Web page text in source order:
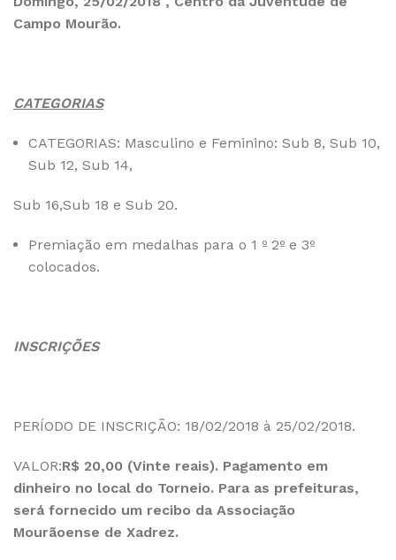
Campo Mourão.
CATEGORIAS
CATEGORIAS: Masculino e Feminino: Sub 8, Sub 10,
Sub 12, Sub 14,
Sub 16,Sub 18 e Sub 20.
Premiação em medalhas para o 1 º 2º e 3º
colocados.
INSCRIÇÕES
PERÍODO DE INSCRIÇÃO: 18/02/2018 à 25/02/2018.
VALOR:R$ 20,00 (Vinte reais). Pagamento em
dinheiro no local do Torneio. Para as prefeituras,
será fornecido um recibo da Associação
Mourãoense de Xadrez.